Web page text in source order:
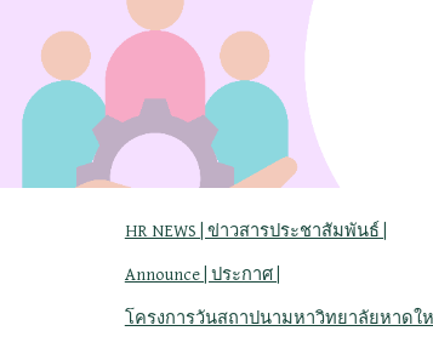
HR NEWS | ข่าวสารประชาสัมพันธ์ |
Announce | ประกาศ |
โครงการวันสถาปนามหาวิทยาลัยหาดใ